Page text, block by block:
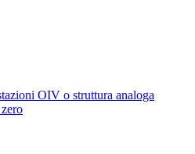
OIV o struttura analoga